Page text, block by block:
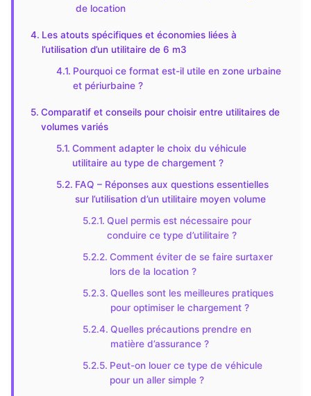
de location
Les atouts spécifiques et économies liées à
l’utilisation d’un utilitaire de 6 m3
Pourquoi ce format est-il utile en zone urbaine
et périurbaine ?
Comparatif et conseils pour choisir entre utilitaires de
volumes variés
Comment adapter le choix du véhicule
utilitaire au type de chargement ?
FAQ – Réponses aux questions essentielles
sur l’utilisation d’un utilitaire moyen volume
Quel permis est nécessaire pour
conduire ce type d’utilitaire ?
Comment éviter de se faire surtaxer
lors de la location ?
Quelles sont les meilleures pratiques
pour optimiser le chargement ?
Quelles précautions prendre en
matière d’assurance ?
Peut-on louer ce type de véhicule
pour un aller simple ?